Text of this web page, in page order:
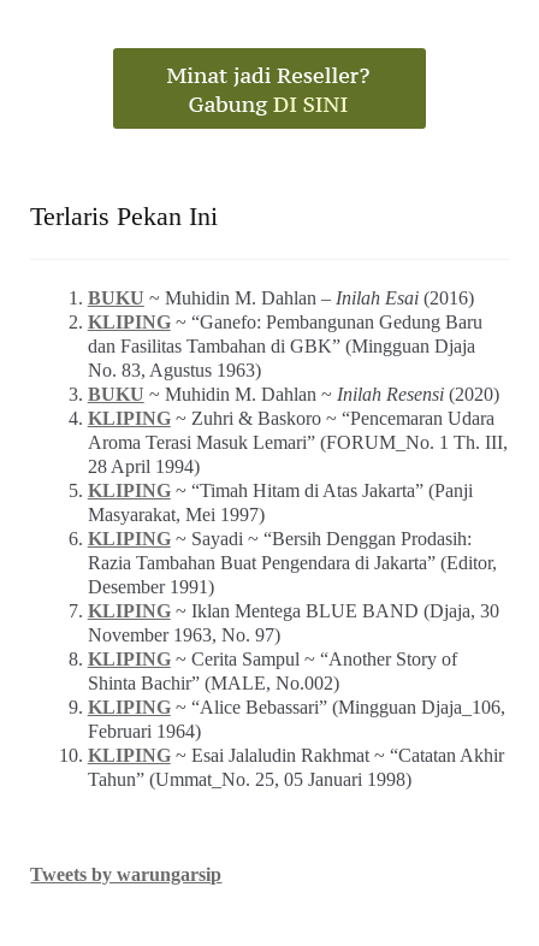
Terlaris Pekan Ini
BUKU ~ Muhidin M. Dahlan – Inilah Esai(2016)
KLIPING~ “Ganefo: Pembangunan Gedung Baru
dan Fasilitas Tambahan di GBK” (Mingguan Djaja
No. 83, Agustus 1963)
BUKU ~ Muhidin M. Dahlan ~ Inilah Resensi(2020)
KLIPING~ Zuhri & Baskoro ~ “Pencemaran Udara
Aroma Terasi Masuk Lemari” (FORUM_No. 1 Th. III,
28 April 1994)
KLIPING~ “Timah Hitam di Atas Jakarta” (Panji
Masyarakat, Mei 1997)
KLIPING~ Sayadi ~ “Bersih Denggan Prodasih:
Razia Tambahan Buat Pengendara di Jakarta” (Editor,
Desember 1991)
KLIPING~ Iklan Mentega BLUE BAND (Djaja, 30
November 1963, No. 97)
KLIPING~ Cerita Sampul ~ “Another Story of
Shinta Bachir” (MALE, No.002)
KLIPING~ “Alice Bebassari” (Mingguan Djaja_106,
Februari 1964)
KLIPING~ Esai Jalaludin Rakhmat ~ “Catatan Akhir
Tahun” (Ummat_No. 25, 05 Januari 1998)
Tweets by warungarsip